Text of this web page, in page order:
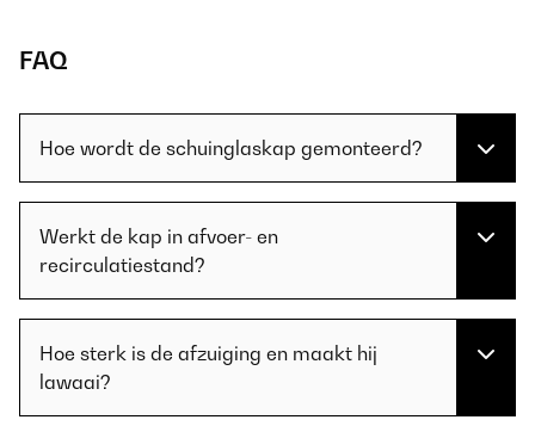
FAQ
Hoe wordt de schuinglaskap gemonteerd?
Werkt de kap in afvoer- en
recirculatiestand?
Hoe sterk is de afzuiging en maakt hij
lawaai?